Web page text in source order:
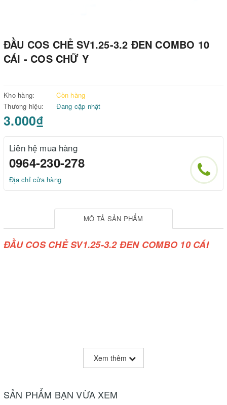
ĐẦU COS CHẺ SV1.25-3.2 ĐEN COMBO 10
CÁI - COS CHỮ Y
Kho hàng:
Còn hàng
Thương hiệu:
Đang cập nhật
3.000₫
Liên hệ mua hàng
0964-230-278
Địa chỉ cửa hàng
MÔ TẢ SẢN PHẨM
ĐẦU COS CHẺ SV1.25-3.2 ĐEN COMBO 10 CÁI
Xem thêm
SẢN PHẨM BẠN VỪA XEM